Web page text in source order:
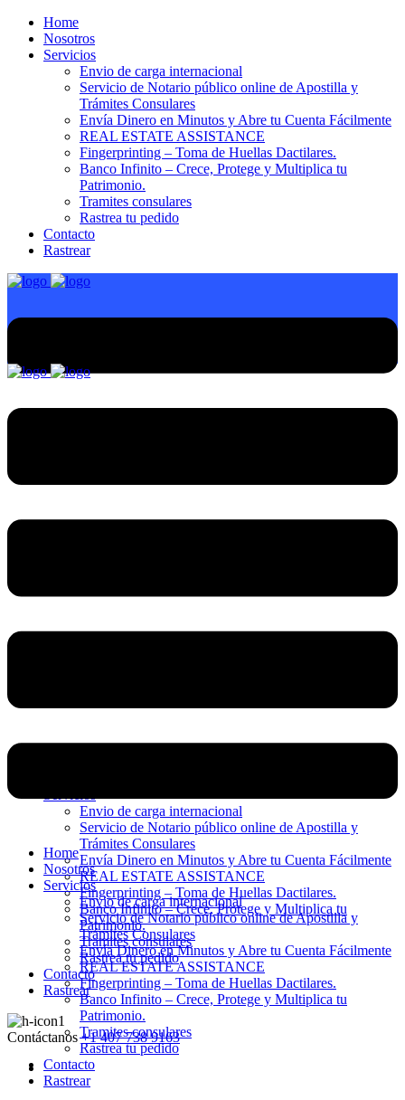
Home
Nosotros
Servicios
Envio de carga internacional
Servicio de Notario público online de Apostilla y
Trámites Consulares
Envía Dinero en Minutos y Abre tu Cuenta Fácilmente
REAL ESTATE ASSISTANCE
Fingerprinting – Toma de Huellas Dactilares.
Banco Infinito – Crece, Protege y Multiplica tu
Patrimonio.
Tramites consulares
Rastrea tu pedido
Contacto
Rastrear
Envio de carga internacional
Servicio de Notario público online de Apostilla y
Trámites Consulares
Envía Dinero en Minutos y Abre tu Cuenta Fácilmente
REAL ESTATE ASSISTANCE
Fingerprinting – Toma de Huellas Dactilares.
Banco Infinito – Crece, Protege y Multiplica tu
Patrimonio.
Tramites consulares
Rastrea tu pedido
Contacto
Rastrear
Contáctanos +1 407 738 9163
Home
Nosotros
Servicios
Envio de carga internacional
Servicio de Notario público online de Apostilla y
Trámites Consulares
Envía Dinero en Minutos y Abre tu Cuenta Fácilmente
REAL ESTATE ASSISTANCE
Fingerprinting – Toma de Huellas Dactilares.
Banco Infinito – Crece, Protege y Multiplica tu
Patrimonio.
Tramites consulares
Rastrea tu pedido
Contacto
Rastrear